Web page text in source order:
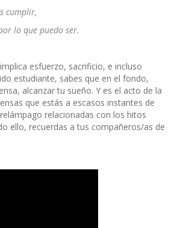
cumplir,
lo que puedo ser.
implica esfuerzo, sacrificio, e incluso
estudiante, sabes que en el fondo,
alcanzar tu sueño. Y es el acto de la
que estás a escasos instantes de
relacionadas con los hitos
ello, recuerdas a tus compañeros/as de